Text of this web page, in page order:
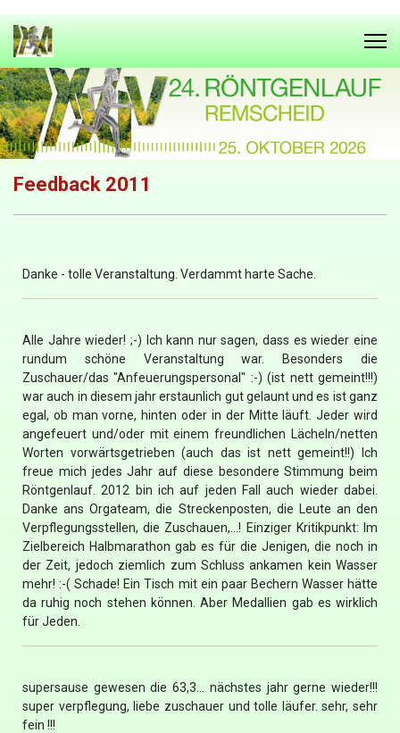
Feedback 2011
Danke - tolle Veranstaltung. Verdammt harte Sache.
Alle Jahre wieder! ;-) Ich kann nur sagen, dass es wieder eine
rundum schöne Veranstaltung war. Besonders die
Zuschauer/das "Anfeuerungspersonal" :-) (ist nett gemeint!!!)
war auch in diesem jahr erstaunlich gut gelaunt und es ist ganz
egal, ob man vorne, hinten oder in der Mitte läuft. Jeder wird
angefeuert und/oder mit einem freundlichen Lächeln/netten
Worten vorwärtsgetrieben (auch das ist nett gemeint!!) Ich
freue mich jedes Jahr auf diese besondere Stimmung beim
Röntgenlauf. 2012 bin ich auf jeden Fall auch wieder dabei.
Danke ans Orgateam, die Streckenposten, die Leute an den
Verpflegungsstellen, die Zuschauen,...! Einziger Kritikpunkt: Im
Zielbereich Halbmarathon gab es für die Jenigen, die noch in
der Zeit, jedoch ziemlich zum Schluss ankamen kein Wasser
mehr! :-( Schade! Ein Tisch mit ein paar Bechern Wasser hätte
da ruhig noch stehen können. Aber Medallien gab es wirklich
für Jeden.
supersause gewesen die 63,3... nächstes jahr gerne wieder!!!
super verpflegung, liebe zuschauer und tolle läufer. sehr, sehr
fein !!!